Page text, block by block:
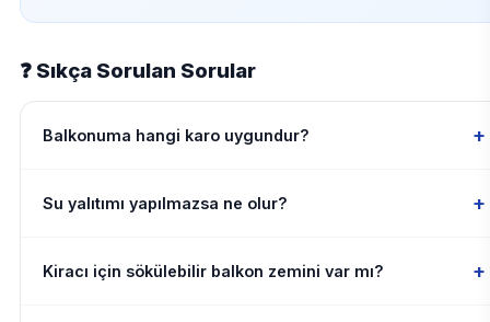
❓ Sıkça Sorulan Sorular
Balkonuma hangi karo uygundur? +
Su yalıtımı yapılmazsa ne olur? +
Kiracı için sökülebilir balkon zemini var mı? +